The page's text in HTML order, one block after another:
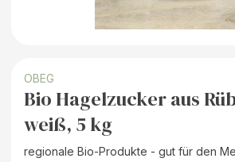
OBEG
Bio Hagelzucker aus
weiß, 5 kg
regionale Bio-Produkte - gut für den